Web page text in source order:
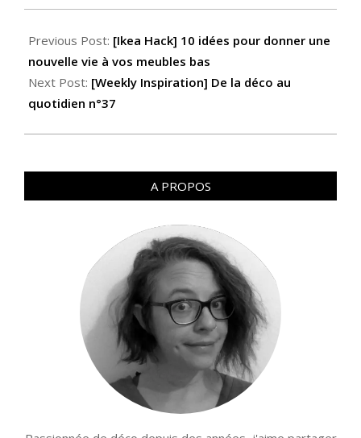
Previous Post: [Ikea Hack] 10 idées pour donner une
nouvelle vie à vos meubles bas
Next Post: [Weekly Inspiration] De la déco au
quotidien n°37
A PROPOS